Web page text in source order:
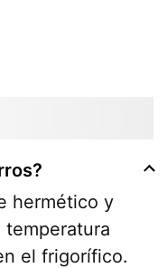
hermético y
temperatura
el frigorífico.